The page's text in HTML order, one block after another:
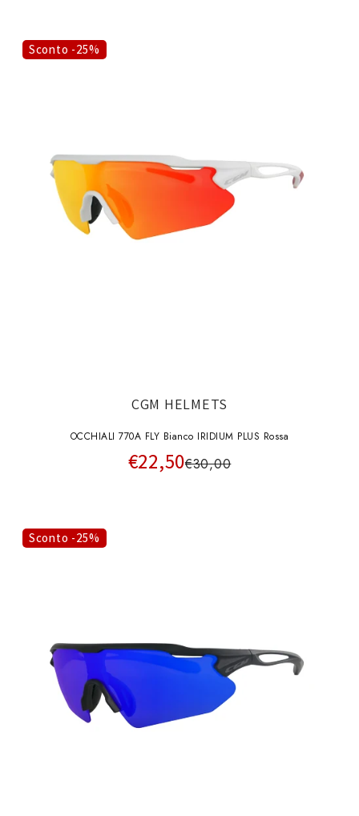
Sconto -25%
CGM HELMETS
OCCHIALI 770A FLY Bianco IRIDIUM PLUS Rossa
€22,50€30,00
Sconto -25%